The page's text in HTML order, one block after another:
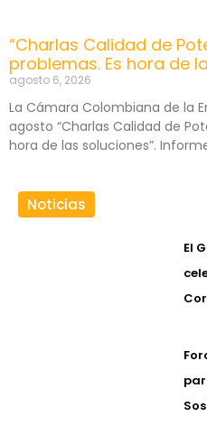
“Charlas Calidad de
problemas. Es hora de
agosto 6, 2026
La Cámara Colombiana de la
agosto “Charlas Calidad de
hora de las soluciones”.
Noticias
El